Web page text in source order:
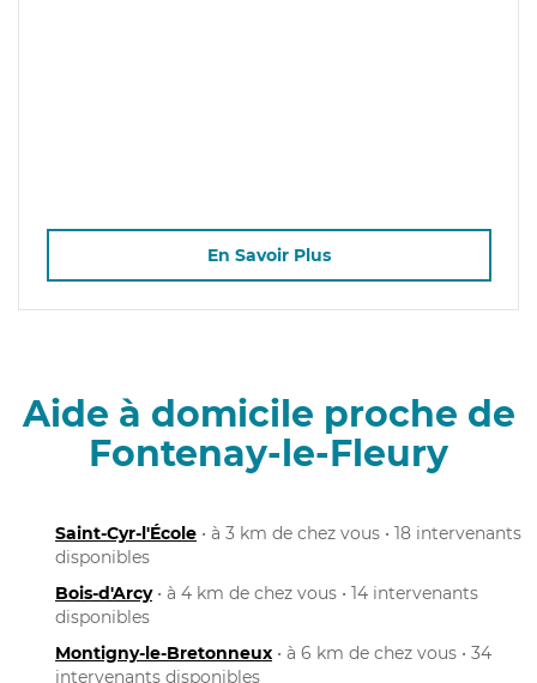
En Savoir Plus
Aide à domicile proche de
Fontenay-le-Fleury
Saint-Cyr-l'École • à 3 km de chez vous • 18 intervenants
disponibles
Bois-d'Arcy• à 4 km de chez vous • 14 intervenants
disponibles
Montigny-le-Bretonneux • à 6 km de chez vous • 34
intervenants disponibles